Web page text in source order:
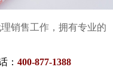
销售工作，拥有专业的
： 400-877-1388